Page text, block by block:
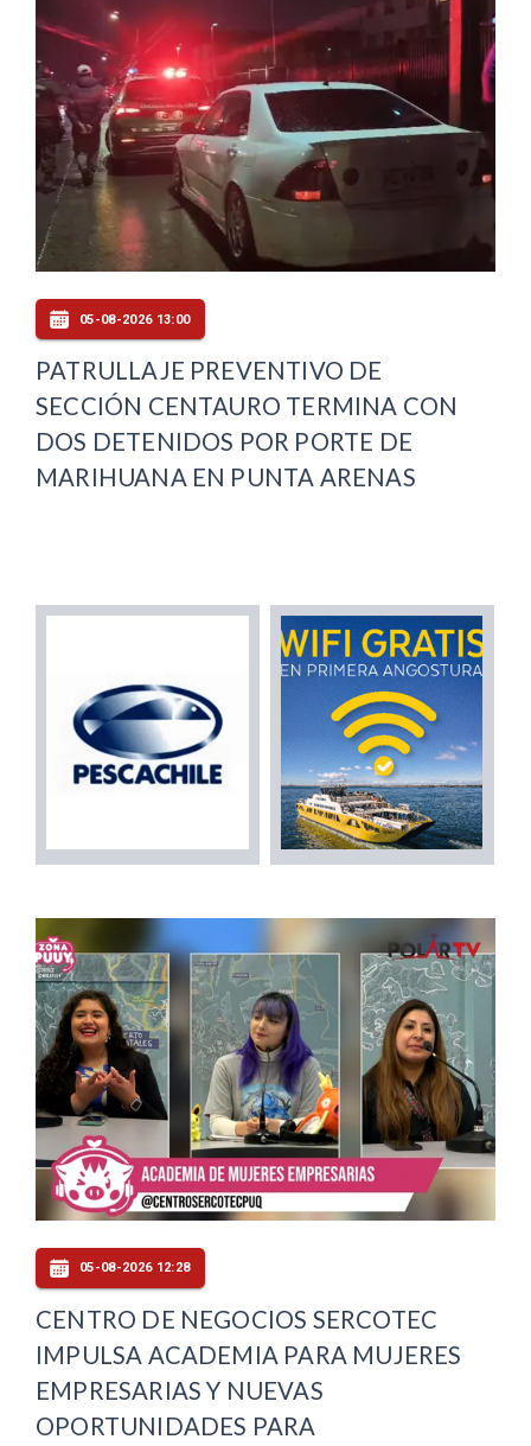
05-08-2026 13:00
PATRULLAJE PREVENTIVO DE
SECCIÓN CENTAURO TERMINA CON
DOS DETENIDOS POR PORTE DE
MARIHUANA EN PUNTA ARENAS
05-08-2026 12:28
CENTRO DE NEGOCIOS SERCOTEC
IMPULSA ACADEMIA PARA MUJERES
EMPRESARIAS Y NUEVAS
OPORTUNIDADES PARA